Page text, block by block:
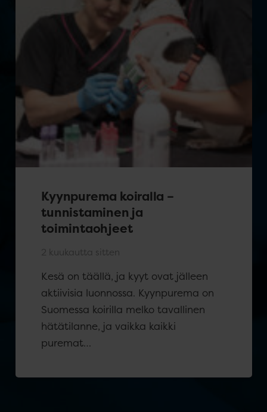
Kyynpurema koiralla –
tunnistaminen ja
toimintaohjeet
2 kuukautta sitten
Kesä on täällä, ja kyyt ovat jälleen
aktiivisia luonnossa. Kyynpurema on
Suomessa koirilla melko tavallinen
hätätilanne, ja vaikka kaikki
puremat…